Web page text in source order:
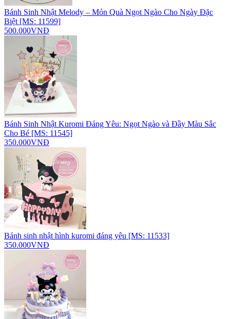
Bánh Sinh Nhật Melody – Món Quà Ngọt Ngào Cho Ngày Đặc
Biệt [MS: 11599]
500.000VNĐ
Bánh Sinh Nhật Kuromi Đáng Yêu: Ngọt Ngào và Đầy Màu Sắc
Cho Bé [MS: 11545]
350.000VNĐ
Bánh sinh nhật hình kuromi đáng yêu [MS: 11533]
350.000VNĐ